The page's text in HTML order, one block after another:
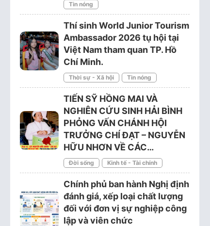
Tin nóng
Thí sinh World Junior Tourism
Ambassador 2026 tụ hội tại
Việt Nam tham quan TP. Hồ
Chí Minh.
Thời sự - Xã hội Tin nóng
TIẾN SỸ HỒNG MAI VÀ
NGHIÊN CỨU SINH HẢI BÌNH
PHỎNG VẤN CHÁNH HỘI
TRƯỞNG CHÍ ĐẠT – NGUYỄN
HỮU NHƠN VỀ CÁC…
Đời sống Kinh tế - Tài chính
Chính phủ ban hành Nghị định
đánh giá, xếp loại chất lượng
đối với đơn vị sự nghiệp công
lập và viên chức